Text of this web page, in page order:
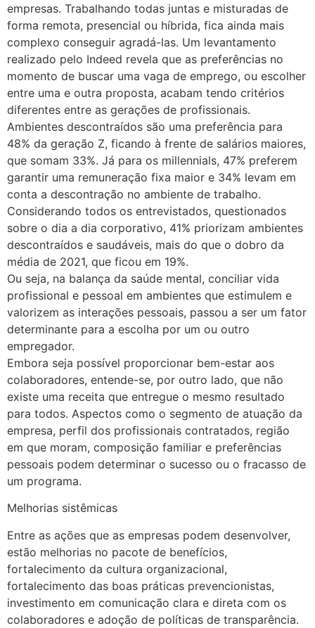
empresas. Trabalhando todas juntas e misturadas de
forma remota, presencial ou híbrida, fica ainda mais
complexo conseguir agradá-las. Um levantamento
realizado pelo Indeed revela que as preferências no
momento de buscar uma vaga de emprego, ou escolher
entre uma e outra proposta, acabam tendo critérios
diferentes entre as gerações de profissionais.
Ambientes descontraídos são uma preferência para
48% da geração Z, ficando à frente de salários maiores,
que somam 33%. Já para os millennials, 47% preferem
garantir uma remuneração fixa maior e 34% levam em
conta a descontração no ambiente de trabalho.
Considerando todos os entrevistados, questionados
sobre o dia a dia corporativo, 41% priorizam ambientes
descontraídos e saudáveis, mais do que o dobro da
média de 2021, que ficou em 19%.
Ou seja, na balança da saúde mental, conciliar vida
profissional e pessoal em ambientes que estimulem e
valorizem as interações pessoais, passou a ser um fator
determinante para a escolha por um ou outro
empregador.
Embora seja possível proporcionar bem-estar aos
colaboradores, entende-se, por outro lado, que não
existe uma receita que entregue o mesmo resultado
para todos. Aspectos como o segmento de atuação da
empresa, perfil dos profissionais contratados, região
em que moram, composição familiar e preferências
pessoais podem determinar o sucesso ou o fracasso de
um programa.
Melhorias sistêmicas
Entre as ações que as empresas podem desenvolver,
estão melhorias no pacote de benefícios,
fortalecimento da cultura organizacional,
fortalecimento das boas práticas prevencionistas,
investimento em comunicação clara e direta com os
colaboradores e adoção de políticas de transparência.